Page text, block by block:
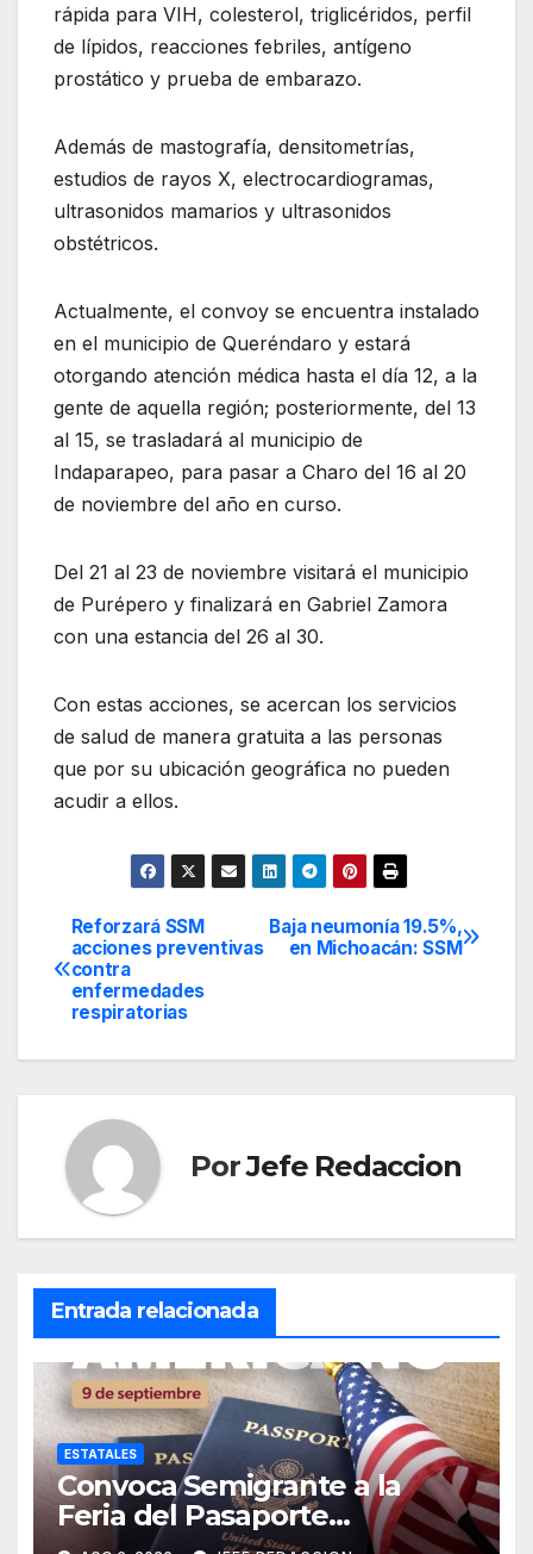
rápida para VIH, colesterol, triglicéridos, perfil
de lípidos, reacciones febriles, antígeno
prostático y prueba de embarazo.
Además de mastografía, densitometrías,
estudios de rayos X, electrocardiogramas,
ultrasonidos mamarios y ultrasonidos
obstétricos.
Actualmente, el convoy se encuentra instalado
en el municipio de Queréndaro y estará
otorgando atención médica hasta el día 12, a la
gente de aquella región; posteriormente, del 13
al 15, se trasladará al municipio de
Indaparapeo, para pasar a Charo del 16 al 20
de noviembre del año en curso.
Del 21 al 23 de noviembre visitará el municipio
de Purépero y finalizará en Gabriel Zamora
con una estancia del 26 al 30.
Con estas acciones, se acercan los servicios
de salud de manera gratuita a las personas
que por su ubicación geográfica no pueden
acudir a ellos.
Navegación
de
entradas
Baja neumonía 19.5%,
en Michoacán: SSM
Reforzará SSM
acciones preventivas
contra
enfermedades
respiratorias
PorJefe Redaccion
Entrada relacionada
ESTATALES
Convoca Semigrante a la
Feria del Pasaporte
Estadounidense 2026